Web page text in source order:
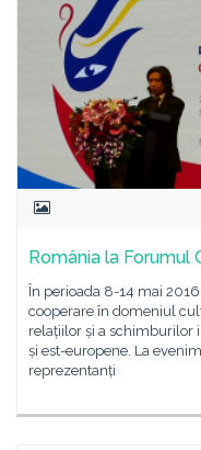
România la Forumul
În perioada 8-14 mai
cooperare în domeniul
relațiilor și a schimburilor
și est-europene. La
reprezentanți